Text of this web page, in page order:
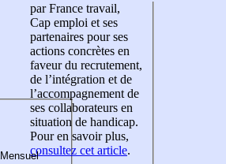
par France travail,
Cap emploi et ses
partenaires pour ses
actions concrètes en
faveur du recrutement,
de l’intégration et de
l’accompagnement de
ses collaborateurs en
situation de handicap.
Pour en savoir plus,
consultez cet article.